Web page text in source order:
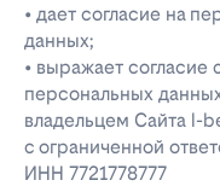
• дает согласие на
данных;
• выражает согласие
персональных
владельцем Сайта l-
с ограниченной
ИНН 7721778777